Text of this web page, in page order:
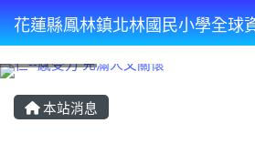
花蓮縣鳳林鎮北林國民小學全球
本站消息